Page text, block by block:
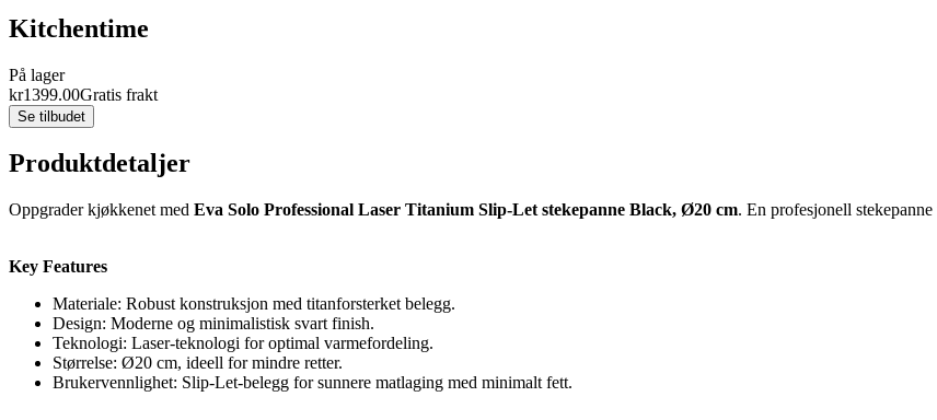
Kitchentime
På lager
kr1399.00Gratis frakt
Se tilbudet
Produktdetaljer
Oppgrader kjøkkenet med Eva Solo Professional Laser Titanium Slip-Let stekepanne Black, Ø20 cm. En profesjonell
Key Features
Materiale: Robust konstruksjon med titanforsterket belegg.
Design: Moderne og minimalistisk svart finish.
Teknologi: Laser-teknologi for optimal varmefordeling.
Størrelse: Ø20 cm, ideell for mindre retter.
Brukervennlighet: Slip-Let-belegg for sunnere matlaging med minimalt fett.